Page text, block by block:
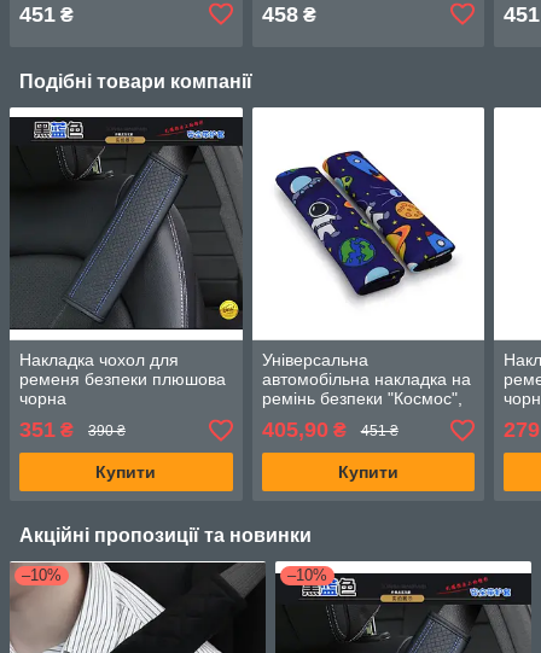
451 ₴ 458₴ 451
Подібні товари компанії
Накладка чохол для
ременя безпеки плюшова
чорна
351 ₴ 390 ₴
Купити
Універсальна
автомобільна накладка на
ремінь безпеки "Космос",
Синій
405,90₴ 451 ₴
Купити
279
Акційні пропозиції та новинки
–10% –10%